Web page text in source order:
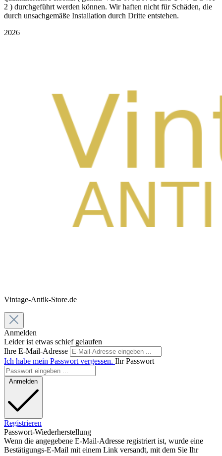
2 ) durchgeführt werden können. Wir haften nicht für Schäden, die
durch unsachgemäße Installation durch Dritte entstehen.
2026
Vintage-Antik-Store.de
Anmelden
Leider ist etwas schief gelaufen
Ihre E-Mail-Adresse
Ich habe mein Passwort vergessen. Ihr Passwort
Anmelden
Registrieren
Passwort-Wiederherstellung
Wenn die angegebene E-Mail-Adresse registriert ist, wurde eine
Bestätigungs-E-Mail mit einem Link versandt, mit dem Sie Ihr